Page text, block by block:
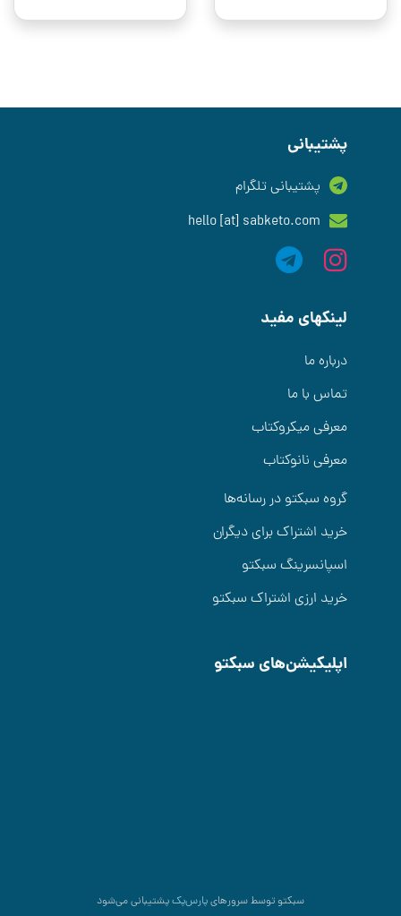
پشتیبانی
پشتیبانی تلگرام
hello [at] sabketo.com
لینکهای مفید
درباره ما
تماس با ما
معرفی میکروکتاب
معرفی نانوکتاب
گروه سبکتو در رسانه‌ها
خرید اشتراک برای دیگران
اسپانسرینگ سبکتو
خرید ارزی اشتراک سبکتو
اپلیکیشن‌های سبکتو
سبکتو توسط سرورهایپارس‌پکپشتیبانی می‌شود